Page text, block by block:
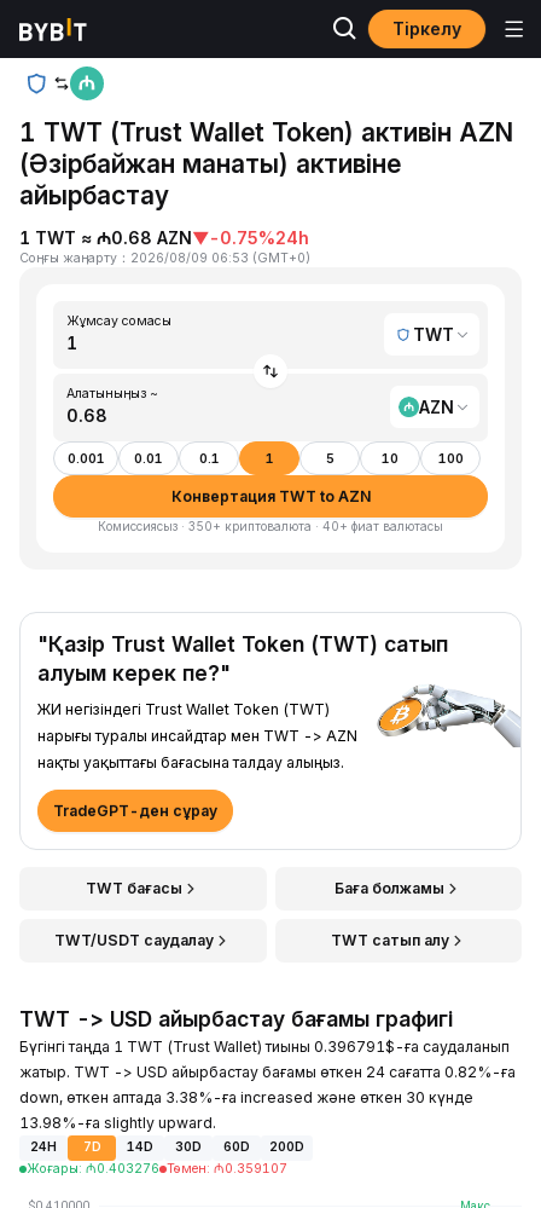
Тіркелу
Басты бет
1 TWT (Trust Wallet Token) активін AZN
(Әзірбайжан манаты) активіне
айырбастау
1 TWT ≈ ₼0.68 AZN▼-0.75%24h
Соңғы жаңарту ： 2026/08/09 06:53 (GMT+0)
Жұмсау сомасы
TWT
Алатыныңыз ~
AZN
0.001 0.01 0.1 1 5 10 100
Конвертация TWT to AZN
Комиссиясыз · 350+ криптовалюта · 40+ фиат валютасы
"Қазір Trust Wallet Token (TWT) сатып
алуым керек пе?"
ЖИ негізіндегі Trust Wallet Token (TWT)
нарығы туралы инсайдтар мен TWT -> AZN
нақты уақыттағы бағасына талдау алыңыз.
TradeGPT-ден сұрау
TWT бағасы Баға болжамы
TWT/USDT саудалау TWT сатып алу
TWT -> USD айырбастау бағамы графигі
Бүгінгі таңда 1 TWT (Trust Wallet) тиыны 0.396791$-ға саудаланып
жатыр. TWT -> USD айырбастау бағамы өткен 24 сағатта 0.82%-ға
down, өткен аптада 3.38%-ға increased және өткен 30 күнде
13.98%-ға slightly upward.
24H 7D 14D 30D 60D
200D
Жоғары: ₼0.403276 Төмен: ₼0.359107